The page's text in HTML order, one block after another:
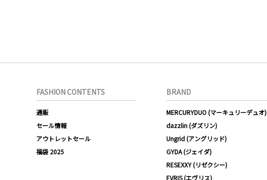
FASHION CONTENTS
通販
セール情報
アウトレットセール
福袋 2025
BRAND
MERCURYDUO (マーキュリーデュオ)
dazzlin (ダズリン)
Ungrid (アングリッド)
GYDA (ジェイダ)
RESEXXY (リゼクシー)
EVRIS (エヴリス)